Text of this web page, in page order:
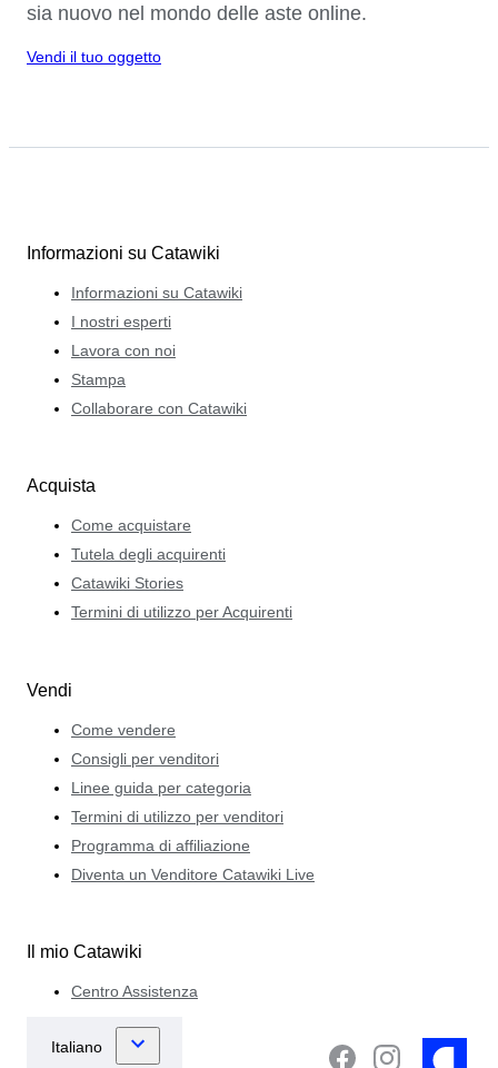
sia nuovo nel mondo delle aste online.
Vendi il tuo oggetto
Informazioni su Catawiki
Informazioni su Catawiki
I nostri esperti
Lavora con noi
Stampa
Collaborare con Catawiki
Acquista
Come acquistare
Tutela degli acquirenti
Catawiki Stories
Termini di utilizzo per Acquirenti
Vendi
Come vendere
Consigli per venditori
Linee guida per categoria
Termini di utilizzo per venditori
Programma di affiliazione
Diventa un Venditore Catawiki Live
Il mio Catawiki
Centro Assistenza